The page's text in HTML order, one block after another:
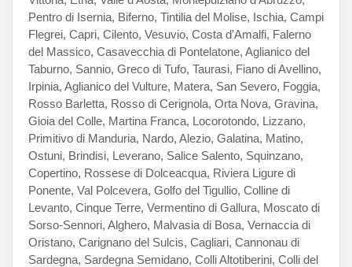
Pentro di Isernia, Biferno, Tintilia del Molise, Ischia, Campi
Flegrei, Capri, Cilento, Vesuvio, Costa d'Amalfi, Falerno
del Massico, Casavecchia di Pontelatone, Aglianico del
Taburno, Sannio, Greco di Tufo, Taurasi, Fiano di Avellino,
Irpinia, Aglianico del Vulture, Matera, San Severo, Foggia,
Rosso Barletta, Rosso di Cerignola, Orta Nova, Gravina,
Gioia del Colle, Martina Franca, Locorotondo, Lizzano,
Primitivo di Manduria, Nardo, Alezio, Galatina, Matino,
Ostuni, Brindisi, Leverano, Salice Salento, Squinzano,
Copertino, Rossese di Dolceacqua, Riviera Ligure di
Ponente, Val Polcevera, Golfo del Tigullio, Colline di
Levanto, Cinque Terre, Vermentino di Gallura, Moscato di
Sorso-Sennori, Alghero, Malvasia di Bosa, Vernaccia di
Oristano, Carignano del Sulcis, Cagliari, Cannonau di
Sardegna, Sardegna Semidano, Colli Altotiberini, Colli del